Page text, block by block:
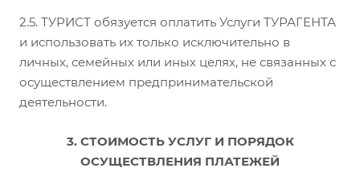
2.5. ТУРИСТ обязуется оплатить Услуги ТУРАГЕНТА
и использовать их только исключительно в
личных, семейных или иных целях, не связанных с
осуществлением предпринимательской
деятельности.
3. СТОИМОСТЬ УСЛУГ И ПОРЯДОК
ОСУЩЕСТВЛЕНИЯ ПЛАТЕЖЕЙ